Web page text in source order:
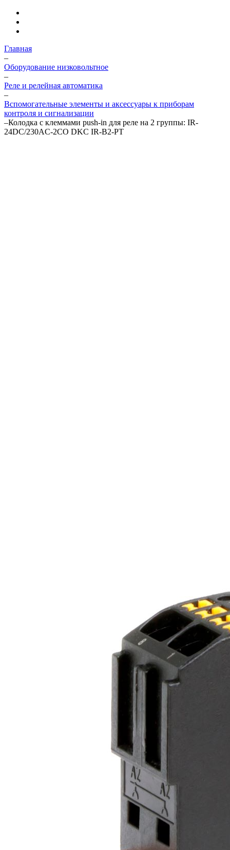
Главная
–
Оборудование низковольтное
–
Реле и релейная автоматика
–
Вспомогательные элементы и аксессуары к приборам
контроля и сигнализации
–Колодка c клеммами push-in для реле на 2 группы: IR-
24DC/230AC-2CO DKC IR-B2-PT